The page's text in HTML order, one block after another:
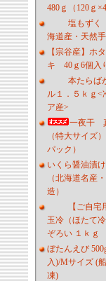
480ｇ（120ｇ×4
塩もず
海道産・天然手
【宗谷産】ホ
キ 40ｇ6個入
本たらば
ル１．５ｋｇ<
ア産>
一夜干
（特大サイズ
パック）
いくら醤油漬
（北海道名産
造）
【ご自
玉冷（ほたて
ぞろい １ｋｇ
ぼたんえび
入)/Mサイズ (
凍)